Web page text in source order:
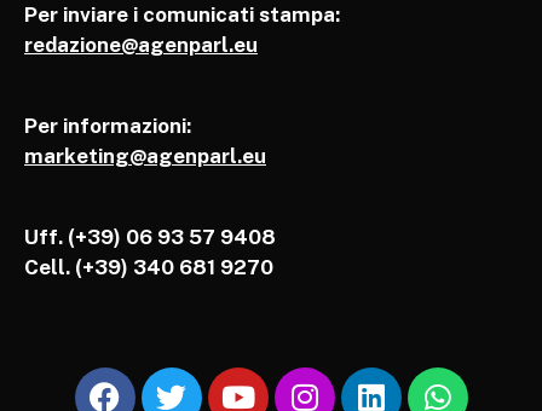
Per inviare i comunicati stampa:
redazione@agenparl.eu
Per informazioni:
marketing@agenparl.eu
Uff. (+39) 06 93 57 9408
Cell. (+39) 340 681 9270